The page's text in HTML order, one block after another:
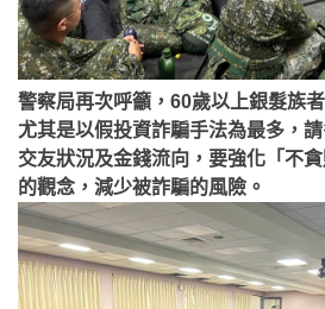
警察局再次呼籲，60歲以上銀髮族
尤其是以假投資詐騙手法為最多，
交友狀況及金錢流向，要強化「不貪
的觀念，減少被詐騙的風險。